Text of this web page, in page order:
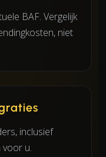
BAF. Vergelijk
niet
inclusief
voor u.